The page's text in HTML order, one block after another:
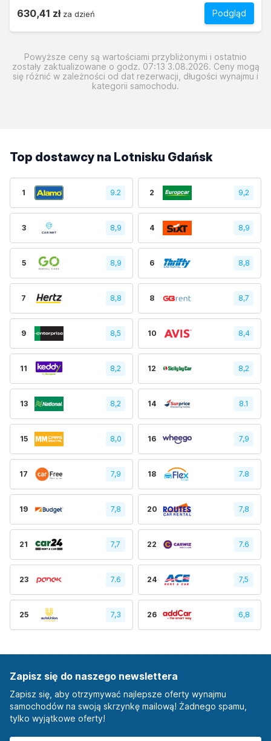
Podgląd
630,41 złza dzień
Powyższe ceny są wartościami przybliżonymi i ostatnio
zostały zaktualizowane o godz. 07:13 3.08.2026. Ceny mogą
się różnić w zależności od dat rezerwacji, długości wynajmu i
kategorii samochodu.
Top dostawcy na Lotnisku Gdańsk
1 9.2 2 9,2
3 8,9 4 8,9
5 8,9 6 8,8
7 8,8 8 8,7
9 8,5 10 8,4
11 8,2 12 8,2
13 8,2 14 8.1
15 8,0 16 7,9
17 7,9 18 7.8
19 7,8 20 7,8
21 7,7 22 7.6
23 7.6 24 7,5
25 7,3 26 6,8
Zapisz się do naszego newslettera
Zapisz się, aby otrzymywać najlepsze oferty wynajmu
samochodów na swoją skrzynkę mailową! Żadnego spamu,
tylko wyjątkowe oferty!